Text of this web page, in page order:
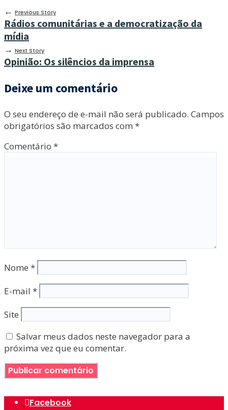
← Previous Story
Rádios comunitárias e a democratização da
mídia
→ Next Story
Opinião: Os silêncios da imprensa
Deixe um comentário
O seu endereço de e-mail não será publicado. Campos
obrigatórios são marcados com *
Comentário *
Nome *
E-mail *
Site
Salvar meus dados neste navegador para a
próxima vez que eu comentar.
Facebook